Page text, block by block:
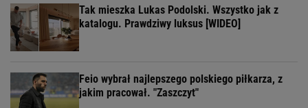
Tak mieszka Lukas Podolski. Wszystko jak z
katalogu. Prawdziwy luksus [WIDEO]
Feio wybrał najlepszego polskiego piłkarza, z
jakim pracował. "Zaszczyt"